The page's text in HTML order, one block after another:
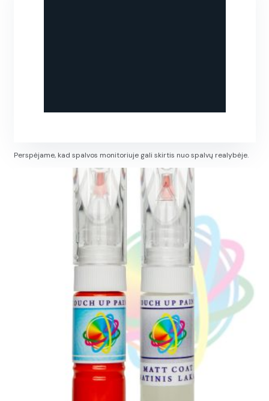
Perspėjame, kad spalvos monitoriuje gali skirtis nuo spalvų realybėje.